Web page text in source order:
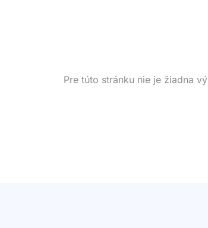
Pre túto stránku nie je žiadna